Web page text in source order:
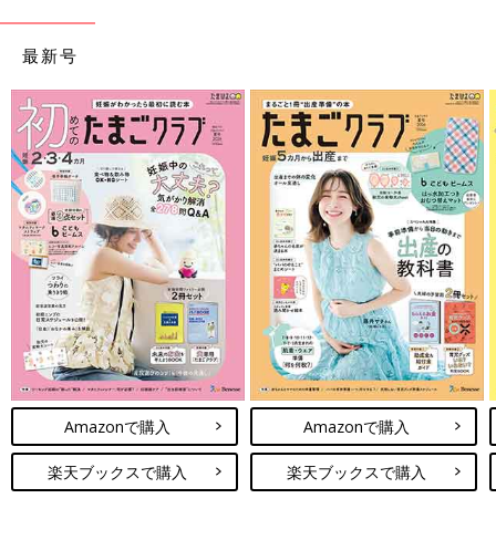
＜妊娠中期＞子宮内の出血で自宅安静、“逆子”も経
験
妊娠16週目のエコー写真
最新号
Amazonで購入
楽天ブックスで購入
Amazonで購入
楽天ブックスで購入